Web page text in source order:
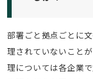
部署ごと拠点ごとに
理されていないこと
理については各企業